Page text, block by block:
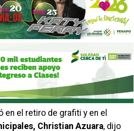
el retiro de grafiti y en el
Christian Azuara, dijo